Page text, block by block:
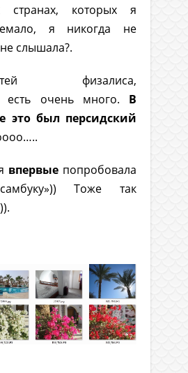
странах, которых я
я никогда не
слышала?.
физалиса,
есть очень много. В
это был персидский
впервые попробовала
Тоже так